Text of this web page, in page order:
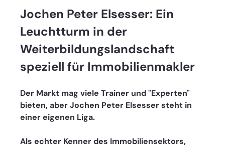
Jochen Peter Elsesser: Ein
Leuchtturm in der
Weiterbildungslandschaft
speziell für Immobilienmakler
Der Markt mag viele Trainer und "Experten"
bieten, aber Jochen Peter Elsesser steht in
einer eigenen Liga.
Als echter Kenner des Immobiliensektors,